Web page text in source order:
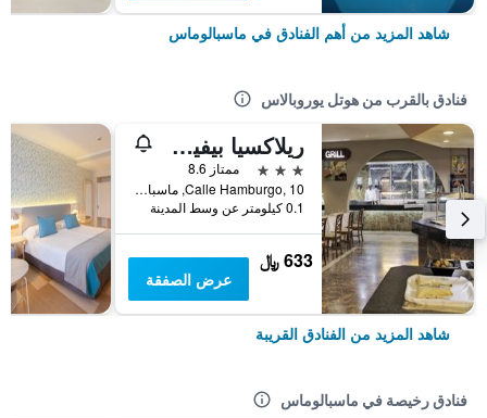
شاهد المزيد من أهم الفنادق في ماسبالوماس
فنادق بالقرب من هوتل يوروبالاس
ريلاكسيا بيفيرلي بارك
3 نجوم
ممتاز 8.6
Calle Hamburgo, 10, ماسبالوماس, كناريا الكبرى, أسبانيا
0.1 كيلومتر عن وسط المدينة
633 ﷼
عرض الصفقة
شاهد المزيد من الفنادق القريبة
فنادق رخيصة في ماسبالوماس